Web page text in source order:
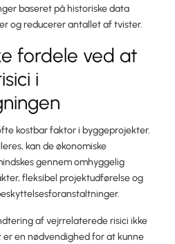
baseret på historiske data
og reducerer antallet af tvister.
fordele ved at
i
kostbar faktor i byggeprojekter.
kan de økonomiske
gennem omhyggelig
fleksibel projektudførelse og
af vejrrelaterede risici ikke
er en nødvendighed for at kunne